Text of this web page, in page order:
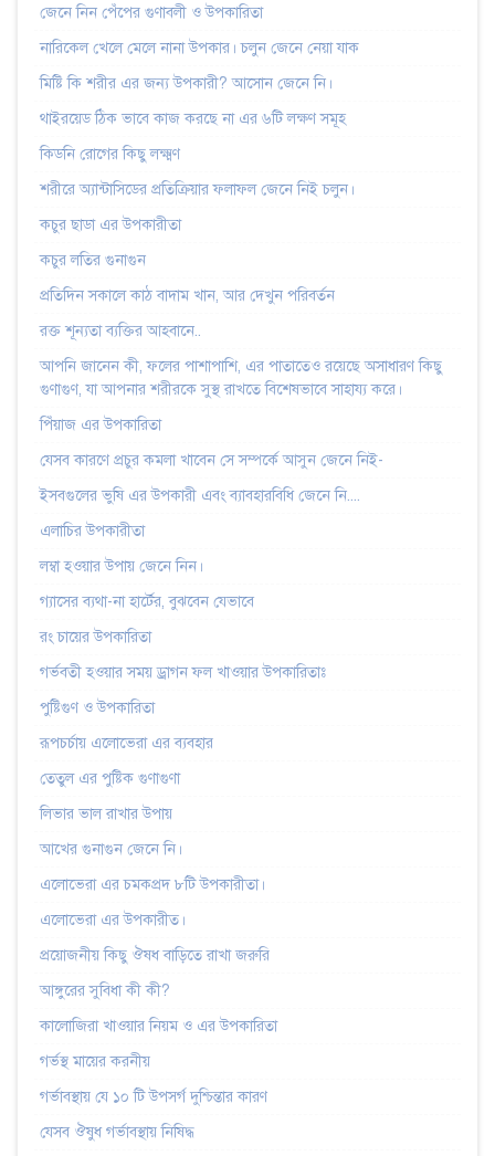
জেনে নিন পেঁপের গুণাবলী ও উপকারিতা
নারিকেল খেলে মেলে নানা উপকার। চলুন জেনে নেয়া যাক
মিষ্টি কি শরীর এর জন্য উপকারী? আসোন জেনে নি।
থাইরয়েড ঠিক ভাবে কাজ করছে না এর ৬টি লক্ষণ সমূহ
কিডনি রোগের কিছু লক্ষ্মণ
শরীরে অ্যান্টাসিডের প্রতিক্রিয়ার ফলাফল জেনে নিই চলুন।
কচুর ছাডা এর উপকারীতা
কচুর লতির গুনাগুন
প্রতিদিন সকালে কাঠ বাদাম খান, আর দেখুন পরিবর্তন
রক্ত শূন্যতা ব্যক্তির আহবানে..
আপনি জানেন কী, ফলের পাশাপাশি, এর পাতাতেও রয়েছে অসাধারণ কিছু
গুণাগুণ, যা আপনার শরীরকে সুস্থ রাখতে বিশেষভাবে সাহায্য করে।
পিঁয়াজ এর উপকারিতা
যেসব কারণে প্রচুর কমলা খাবেন সে সম্পর্কে আসুন জেনে নিই-
ইসবগুলের ভুষি এর উপকারী এবং ব্যাবহারবিধি জেনে নি....
এলাচির উপকারীতা
লম্বা হওয়ার উপায় জেনে নিন।
গ্যাসের ব্যথা-না হার্টের, বুঝবেন যেভাবে
রং চায়ের উপকারিতা
গর্ভবতী হওয়ার সময় ড্রাগন ফল খাওয়ার উপকারিতাঃ
পুষ্টিগুণ ও উপকারিতা
রূপচর্চায় এলোভেরা এর ব্যবহার
তেতুল এর পুষ্টিক গুণাগুণা
লিভার ভাল রাখার উপায়
আখের গুনাগুন জেনে নি।
এলোভেরা এর চমকপ্রদ ৮টি উপকারীতা।
এলোভেরা এর উপকারীত।
প্রয়োজনীয় কিছু ঔষধ বাড়িতে রাখা জরুরি
আঙ্গুরের সুবিধা কী কী?
কালোজিরা খাওয়ার নিয়ম ও এর উপকারিতা
গর্ভস্থ মায়ের করনীয়
গর্ভাবস্থায় যে ১০ টি উপসর্গ দুশ্চিন্তার কারণ
যেসব ঔষুধ গর্ভাবস্থায় নিষিদ্ধ